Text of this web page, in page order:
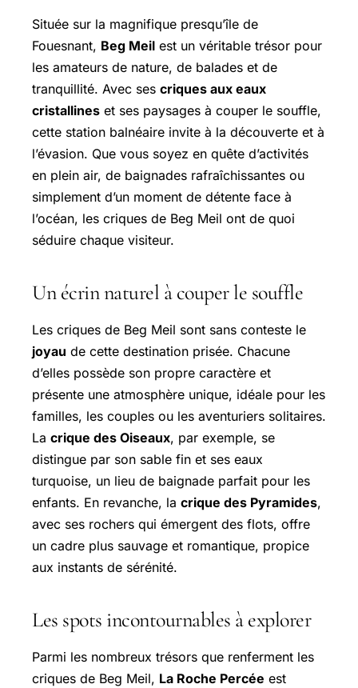
Située sur la magnifique presqu’île de
Fouesnant, Beg Meil est un véritable trésor pour
les amateurs de nature, de balades et de
tranquillité. Avec ses criques aux eaux
cristallines et ses paysages à couper le souffle,
cette station balnéaire invite à la découverte et à
l’évasion. Que vous soyez en quête d’activités
en plein air, de baignades rafraîchissantes ou
simplement d’un moment de détente face à
l’océan, les criques de Beg Meil ont de quoi
séduire chaque visiteur.
Un écrin naturel à couper le souffle
Les criques de Beg Meil sont sans conteste le
joyau de cette destination prisée. Chacune
d’elles possède son propre caractère et
présente une atmosphère unique, idéale pour les
familles, les couples ou les aventuriers solitaires.
La crique des Oiseaux, par exemple, se
distingue par son sable fin et ses eaux
turquoise, un lieu de baignade parfait pour les
enfants. En revanche, la crique des Pyramides,
avec ses rochers qui émergent des flots, offre
un cadre plus sauvage et romantique, propice
aux instants de sérénité.
Les spots incontournables à explorer
Parmi les nombreux trésors que renferment les
criques de Beg Meil, La Roche Percée est